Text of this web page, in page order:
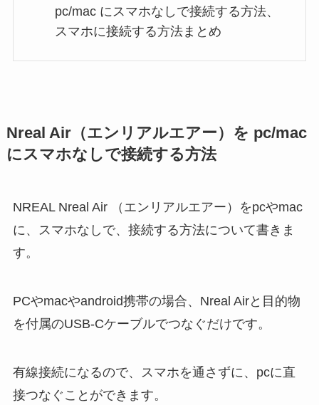
pc/mac にスマホなしで接続する方法、
スマホに接続する方法まとめ
Nreal Air（エンリアルエアー）を pc/mac
にスマホなしで接続する方法
NREAL Nreal Air （エンリアルエアー）をpcやmac
に、スマホなしで、接続する方法について書きま
す。
PCやmacやandroid携帯の場合、Nreal Airと目的物
を付属のUSB-Cケーブルでつなぐだけです。
有線接続になるので、スマホを通さずに、pcに直
接つなぐことができます。